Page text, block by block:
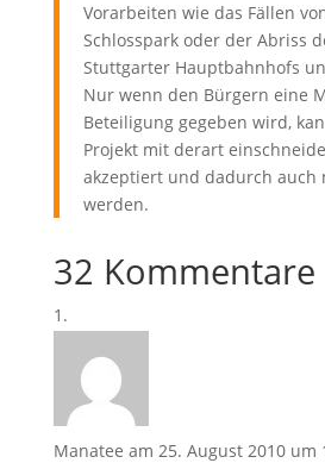
Vorarbeiten wie das Fällen
Schlosspark oder der Abriss
Stuttgarter Hauptbahnhofs
Nur wenn den Bürgern eine
Beteiligung gegeben wird,
Projekt mit derart
akzeptiert und dadurch auch
werden.
32 Kommentare
Manatee am 25. August 2010 um